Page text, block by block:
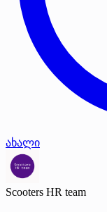
ახალი
Scooters HR team